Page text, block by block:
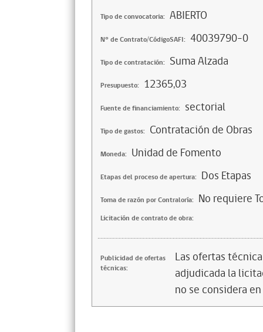
Tipo de convocatoria: ABIERTO
N° de Contrato/CódigoSAFI: 40039790-0
Tipo de contratación: Suma Alzada
Presupuesto: 12365,03
Fuente de financiamiento: sectorial
Tipo de gastos: Contratación de Obras
Moneda: Unidad de Fomento
Etapas del proceso de apertura: Dos Etapas
Toma de razón por Contraloría: No requiere
Licitación de contrato de obra:
Publicidad de ofertas
técnicas:
Las ofertas
adjudicada la
no se considera en